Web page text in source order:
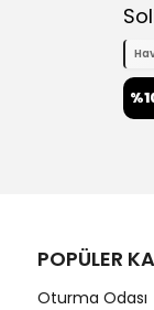
%
POPÜLER
Oturma Odası